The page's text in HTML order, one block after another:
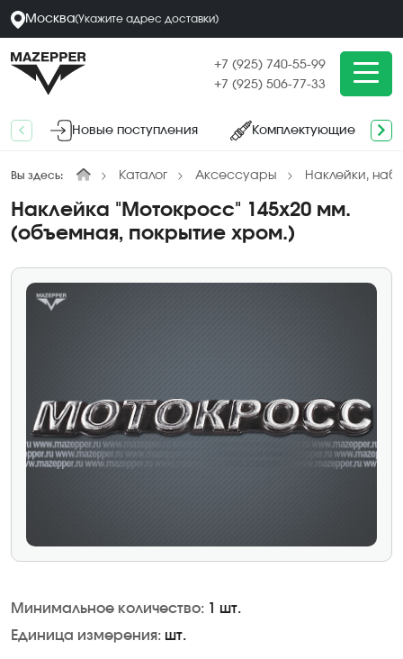
Москва(Укажите адрес доставки)
+7 (925) 740-55-99
+7 (925) 506-77-33
Новые поступления Комплектующие
Вы здесь: Каталог Аксессуары Наклейки,
Наклейка "Мотокросс" 145х20 мм.
(объемная, покрытие хром.)
Минимальное количество: 1 шт.
Единица измерения: шт.